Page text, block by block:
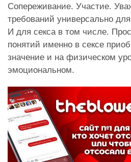
Сопереживание. Участие.
требований универсально
И для секса в том числе.
понятий именно в сексе
значение и на физическом
эмоциональном.